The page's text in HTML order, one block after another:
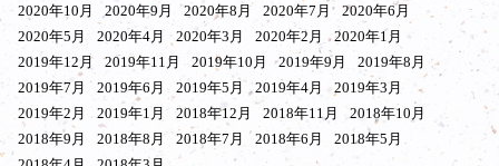
2020年10月
2020年9月 2020年8月 2020年7月
2020年6月
2020年5月
2020年4月 2020年3月 2020年2月
2020年1月
2019年12月
2019年11月 2019年10月 2019年9月
2019年8月
2019年7月
2019年6月 2019年5月 2019年4月
2019年3月
2019年2月
2019年1月 2018年12月 2018年11月
2018年10月
2018年9月
2018年8月 2018年7月 2018年6月
2018年5月